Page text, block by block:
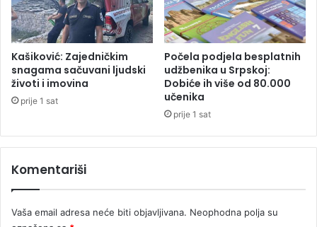
a
n
ž
a
l
o
s
t
o
r
a
“
Kašiković: Zajedničkim
snagama sačuvani ljudski
životi i imovina
prije 1 sat
Počela podjela besplatnih
udžbenika u Srpskoj:
Dobiće ih više od 80.000
učenika
prije 1 sat
Komentariši
Vaša email adresa neće biti objavljivana. Neophodna polja su